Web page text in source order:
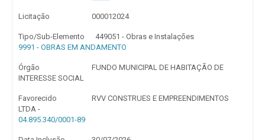
Licitação 000012024
Tipo/Sub-Elemento
449051 - Obras e Instalações
9991 - OBRAS EM ANDAMENTO
Órgão
FUNDO MUNICIPAL DE HABITAÇÃO DE
INTERESSE SOCIAL
Favorecido
RVV CONSTRUES E EMPREENDIMENTOS
LTDA -
04.895.340/0001-89